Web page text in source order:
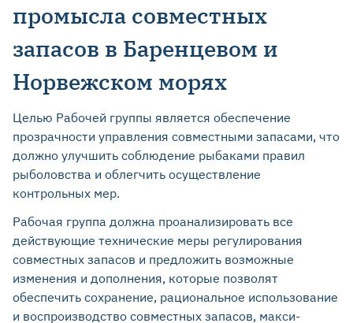
промысла совместных
запасов в Баренцевом и
Норвежском морях
Целью Рабочей группы является обеспечение
прозрачности управления совместными запасами, что
должно улучшить соблюдение рыбаками правил
рыболовства и облегчить осуществление
контрольных мер.
Рабочая группа должна проанализировать все
действующие технические меры регулирования
совместных запасов и предложить возможные
изменения и дополнения, которые позволят
обеспечить сохранение, рациональное использование
и воспроизводство совместных запасов, макси­